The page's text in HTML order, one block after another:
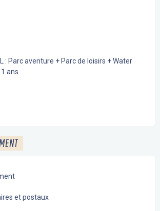
: Parc aventure + Parc de loisirs + Water
ans
et postaux